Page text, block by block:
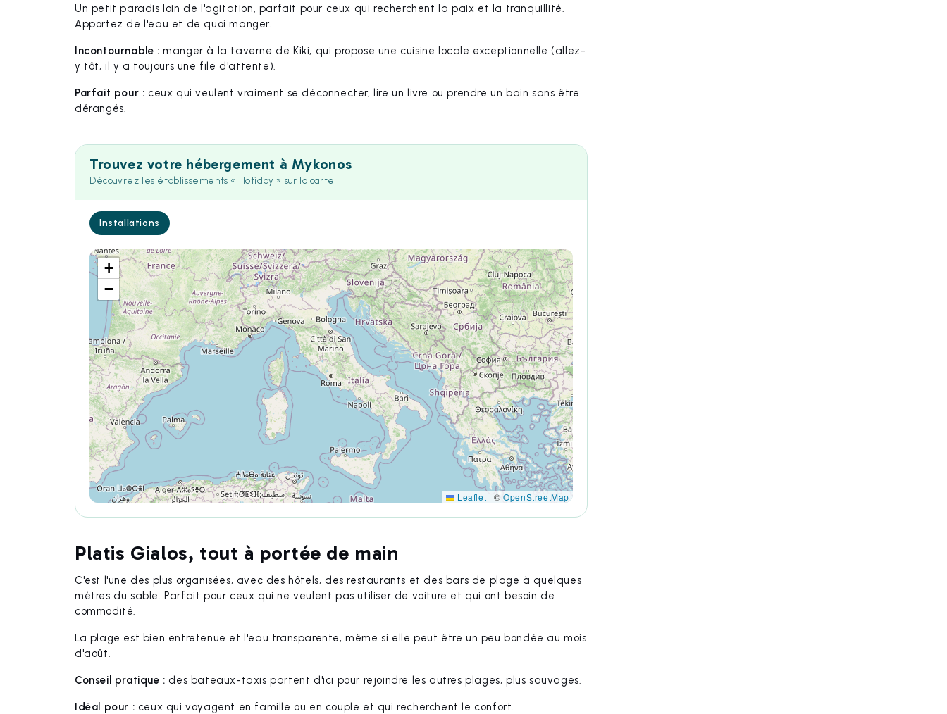
Un petit paradis loin de l'agitation, parfait pour ceux qui recherchent la paix et la tranquillité.
Apportez de l'eau et de quoi manger.
Incontournable : manger à la taverne de Kiki, qui propose une cuisine locale exceptionnelle (allez-
y tôt, il y a toujours une file d'attente).
Parfait pour : ceux qui veulent vraiment se déconnecter, lire un livre ou prendre un bain sans être
dérangés.
Trouvez votre hébergement à Mykonos
Découvrez les établissements « Hotiday » sur la carte
Installations
+
−
Leaflet | ©OpenStreetMap
Platis Gialos, tout à portée de main
C'est l'une des plus organisées, avec des hôtels, des restaurants et des bars de plage à quelques
mètres du sable. Parfait pour ceux qui ne veulent pas utiliser de voiture et qui ont besoin de
commodité.
La plage est bien entretenue et l'eau transparente, même si elle peut être un peu bondée au mois
d'août.
Conseil pratique : des bateaux-taxis partent d'ici pour rejoindre les autres plages, plus sauvages.
Idéal pour : ceux qui voyagent en famille ou en couple et qui recherchent le confort.